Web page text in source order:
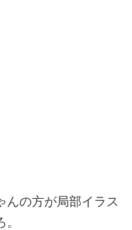
んの方が局部イラス